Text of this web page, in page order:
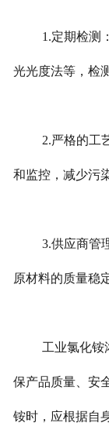
1.定期检测
光光度法等，检
2.严格的工
和监控，减少污
3.供应商管
原材料的质量稳
工业氯化铵
保产品质量、安
铵时，应根据自